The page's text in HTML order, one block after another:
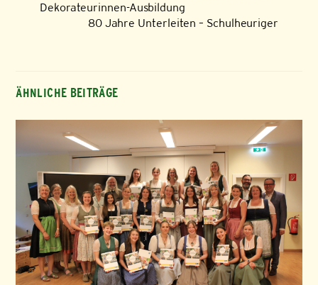
Dekorateurinnen-Ausbildung
80 Jahre Unterleiten – Schulheuriger
ÄHNLICHE BEITRÄGE